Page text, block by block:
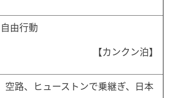
自由行動
【カンクン泊】
空路、ヒューストンで乗継ぎ、日本